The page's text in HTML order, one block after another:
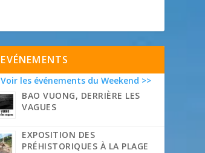
EVÉNEMENTS
Voir les événements du Weekend >>
BAO VUONG, DERRIÈRE LES
VAGUES
EXPOSITION DES
PRÉHISTORIQUES À LA PLAGE